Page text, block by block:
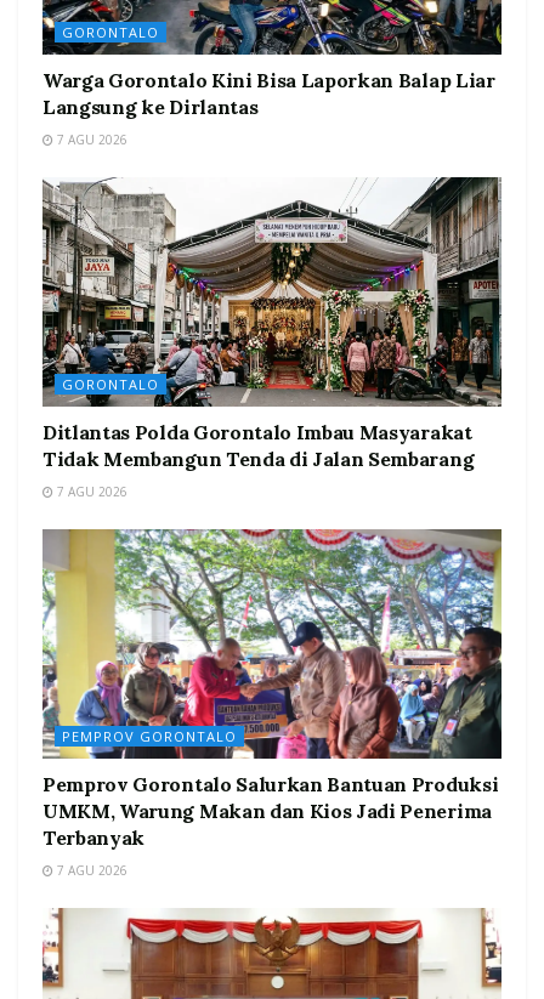
GORONTALO
Warga Gorontalo Kini Bisa Laporkan Balap Liar
Langsung ke Dirlantas
7 AGU 2026
GORONTALO
Ditlantas Polda Gorontalo Imbau Masyarakat
Tidak Membangun Tenda di Jalan Sembarang
7 AGU 2026
PEMPROV GORONTALO
Pemprov Gorontalo Salurkan Bantuan Produksi
UMKM, Warung Makan dan Kios Jadi Penerima
Terbanyak
7 AGU 2026